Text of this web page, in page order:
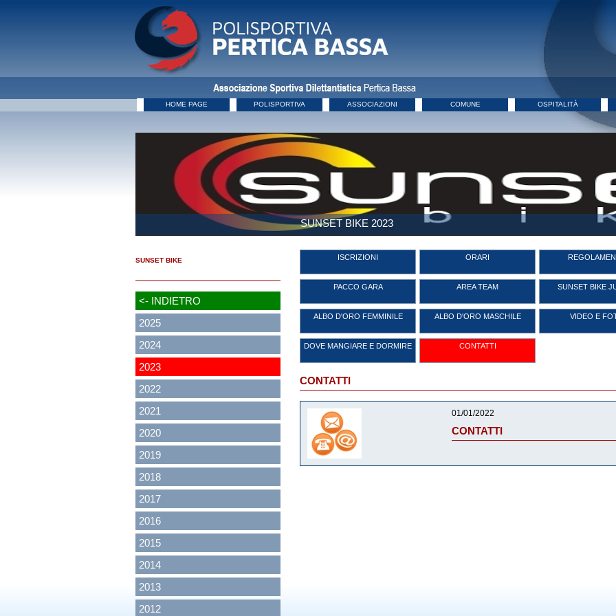
HOME PAGE POLISPORTIVA ASSOCIAZIONI COMUNE OSPITALITÀ
SUNSET BIKE 2023
SUNSET BIKE
<- INDIETRO
2025
2024
2023
2022
2021
2020
2019
2018
2017
2016
2015
2014
2013
2012
ISCRIZIONI ORARI
PACCO GARA AREA TEAM SUNSET BIKE
ALBO D'ORO FEMMINILE ALBO D'ORO MASCHILE VIDEO E
DOVE MANGIARE E DORMIRE CONTATTI
CONTATTI
01/01/2022
CONTATTI